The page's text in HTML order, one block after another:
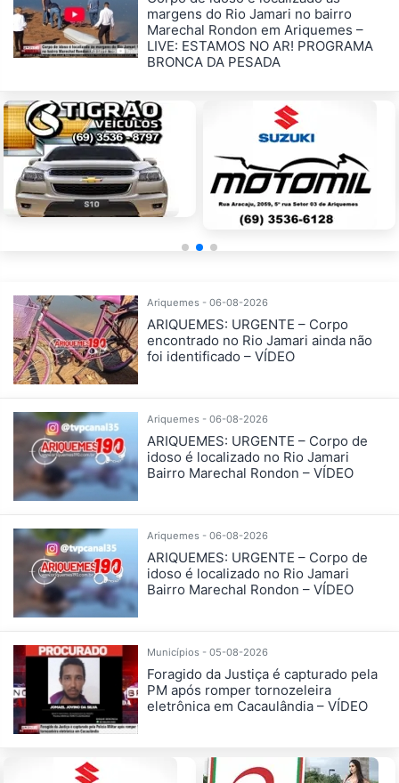
margens do Rio Jamari no bairro
Marechal Rondon em Ariquemes –
LIVE: ESTAMOS NO AR! PROGRAMA
BRONCA DA PESADA
Ariquemes - 06-08-2026
ARIQUEMES: URGENTE – Corpo
encontrado no Rio Jamari ainda não
foi identificado – VÍDEO
Ariquemes - 06-08-2026
ARIQUEMES: URGENTE – Corpo de
idoso é localizado no Rio Jamari
Bairro Marechal Rondon – VÍDEO
Ariquemes - 06-08-2026
ARIQUEMES: URGENTE – Corpo de
idoso é localizado no Rio Jamari
Bairro Marechal Rondon – VÍDEO
Municípios - 05-08-2026
Foragido da Justiça é capturado pela
PM após romper tornozeleira
eletrônica em Cacaulândia – VÍDEO